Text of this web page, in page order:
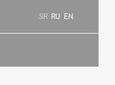
SR RU EN